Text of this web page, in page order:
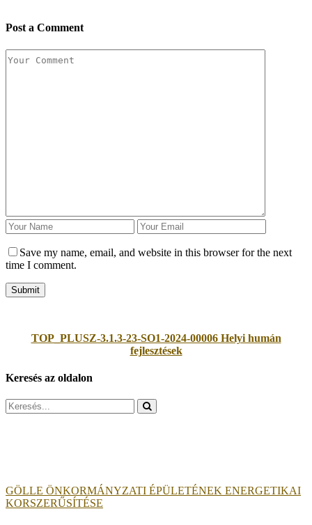
Post a Comment
Save my name, email, and website in this browser for the next
time I comment.
TOP_PLUSZ-3.1.3-23-SO1-2024-00006 Helyi humán
fejlesztések
Keresés az oldalon
Search
for:
GÖLLE ÖNKORMÁNYZATI ÉPÜLETÉNEK ENERGETIKAI
KORSZERŰSÍTÉSE